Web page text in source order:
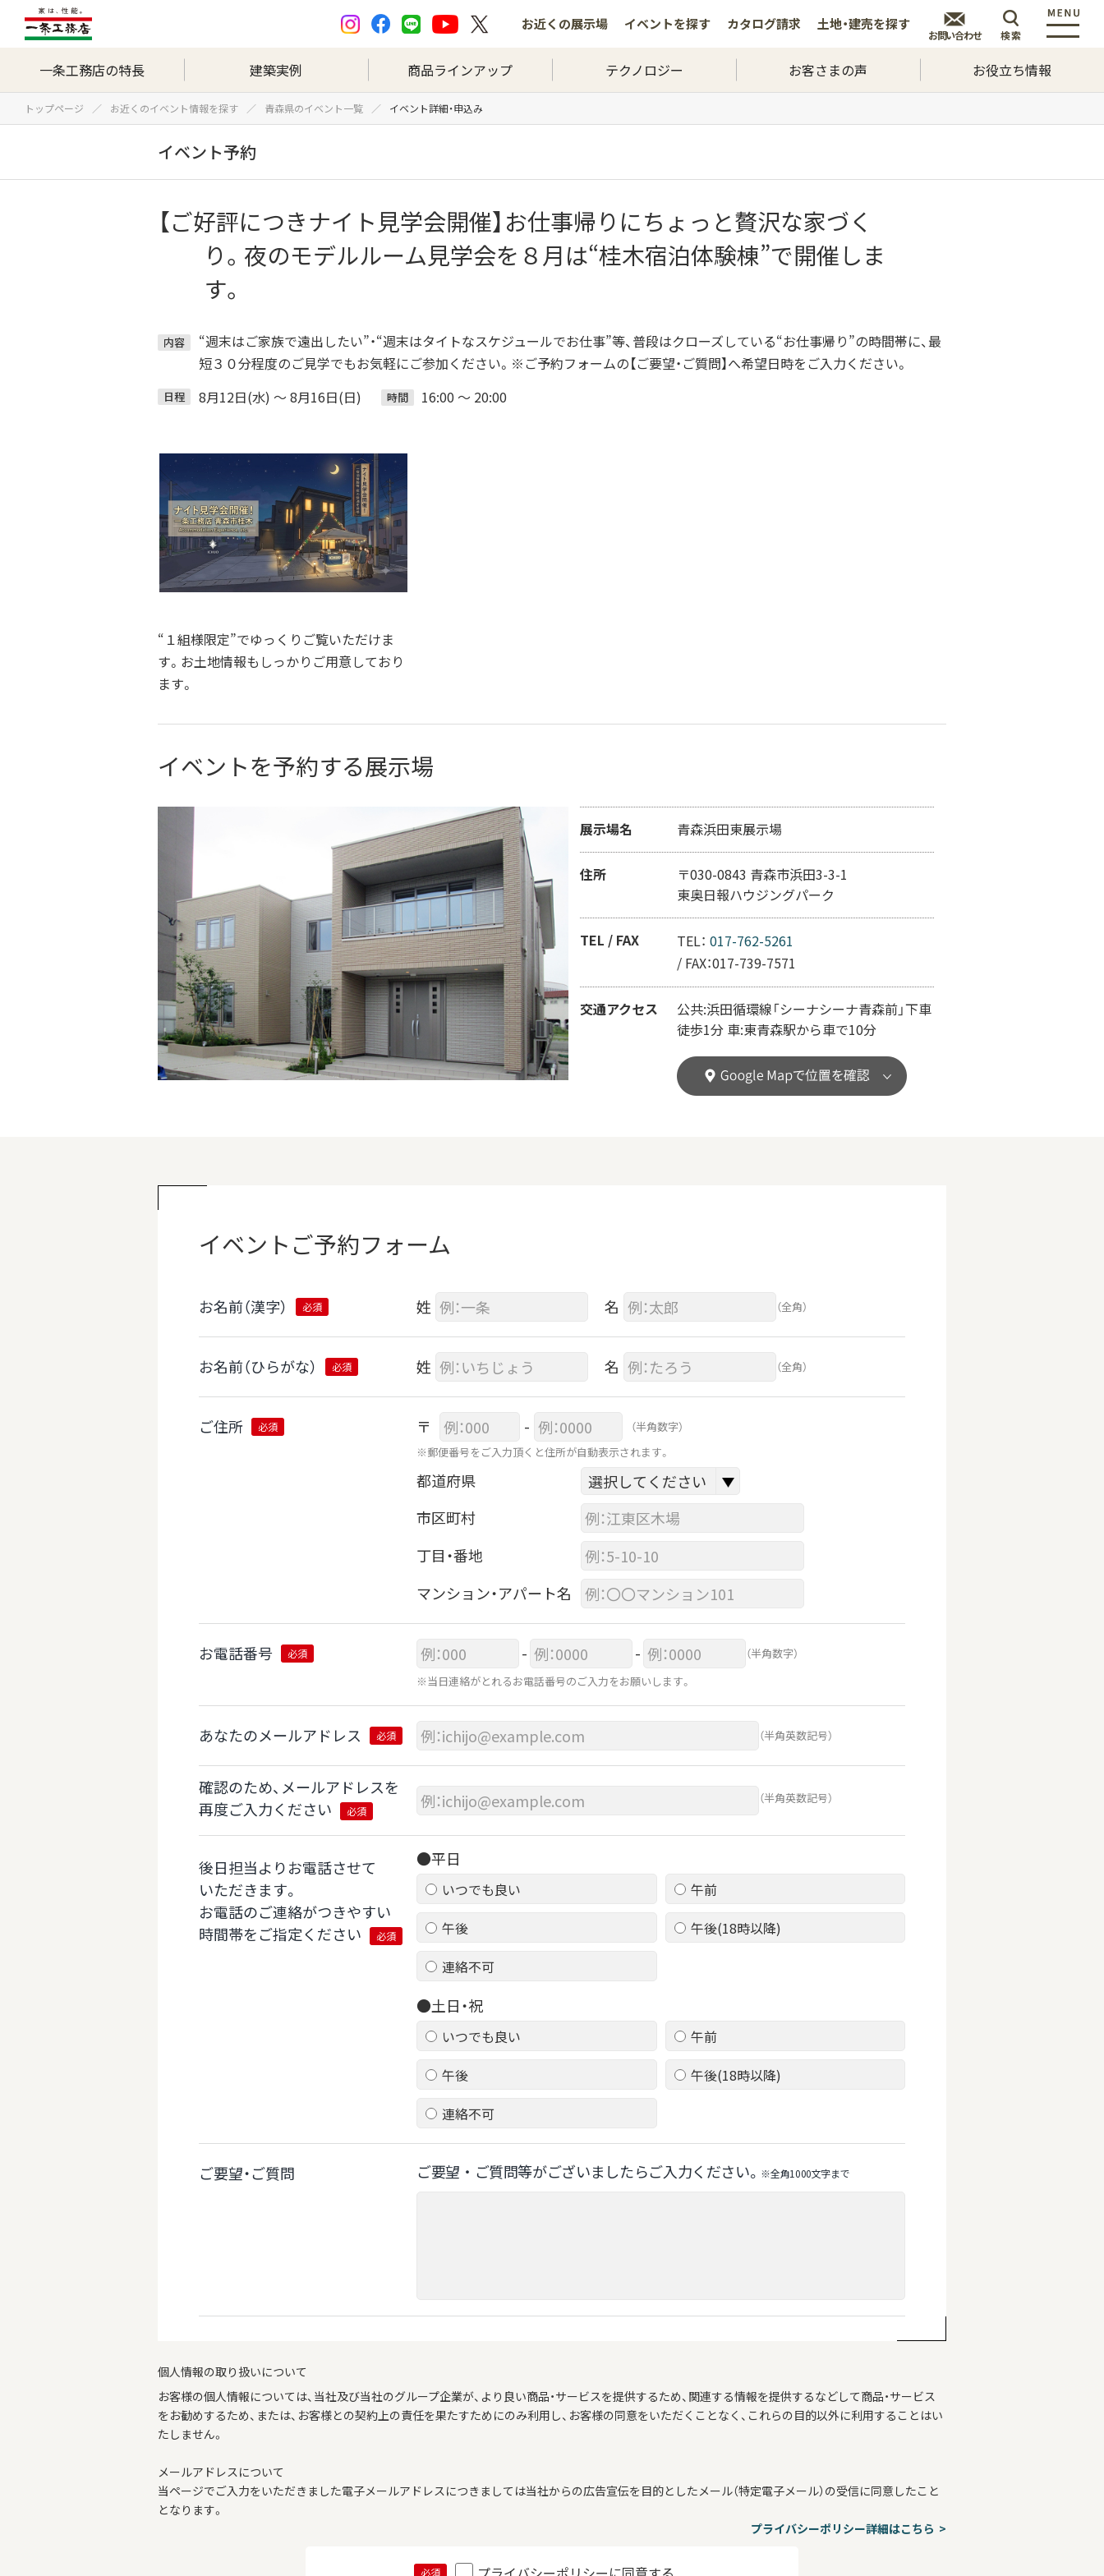
お近くの展示場 イベントを探す カタログ請求 土地・建売を探す
お問い合わせ 検索
一条工務店の特長 建築実例 商品ラインアップ テクノロジー お客さまの声 お役立ち情報
トップページ お近くのイベント情報を探す 青森県のイベント一覧 イベント詳細・申込み
イベント予約
【ご好評につきナイト見学会開催】お仕事帰りにちょっと贅沢な家づく
り。夜のモデルルーム見学会を８月は“桂木宿泊体験棟”で開催しま
す。
内容
“週末はご家族で遠出したい”・“週末はタイトなスケジュールでお仕事”等、普段はクローズしている“お仕事帰り”の時間帯に、最
短３０分程度のご見学でもお気軽にご参加ください。※ご予約フォームの【ご要望・ご質問】へ希望日時をご入力ください。
日程 8月12日(水) ～ 8月16日(日) 時間 16:00 ～ 20:00
“１組様限定”でゆっくりご覧いただけま
す。お土地情報もしっかりご用意しており
ます。
イベントを予約する展示場
展示場名 青森浜田東展示場
住所
〒030-0843 青森市浜田3-3-1
東奥日報ハウジングパーク
TEL / FAX TEL：017-762-5261
/ FAX：017-739-7571
交通アクセス
公共:浜田循環線「シーナシーナ青森前」下車
徒歩1分 車:東青森駅から車で10分
イベント ご予約フォーム
お名前（漢字） 必須 姓 名 （全角）
お名前（ひらがな） 必須 姓 名 （全角）
ご住所 必須 〒 -
（半角数字）
※郵便番号をご入力頂くと住所が自動表示されます。
都道府県
市区町村
丁目・番地
マンション・アパート名
お電話番号 必須 - -
（半角数字）
※当日連絡がとれるお電話番号のご入力をお願いします。
あなたのメールアドレス 必須 （半角英数記号）
確認のため、メールアドレスを
再度ご入力ください
必須
（半角英数記号）
後日担当よりお電話させて
いただきます。
お電話のご連絡がつきやすい
時間帯をご指定ください
必須
●平日
いつでも良い
午前
午後
午後(18時以降)
連絡不可
●土日・祝
いつでも良い
午前
午後
午後(18時以降)
連絡不可
ご要望・ご質問 ご要望‧ご質問等がございましたらご⼊⼒ください。 ※全⾓1000⽂字まで
個人情報の取り扱いについて
お客様の個人情報については、当社及び当社のグループ企業が、より良い商品・サービスを提供するため、関連する情報を提供するなどして商品・サービス
をお勧めするため、または、お客様との契約上の責任を果たすためにのみ利用し、お客様の同意をいただくことなく、これらの目的以外に利用することはい
たしません。
メールアドレスについて
当ページでご入力をいただきました電子メールアドレスにつきましては当社からの広告宣伝を目的としたメール（特定電子メール）の受信に同意したこと
となります。
プライバシーポリシー詳細はこちら
必須